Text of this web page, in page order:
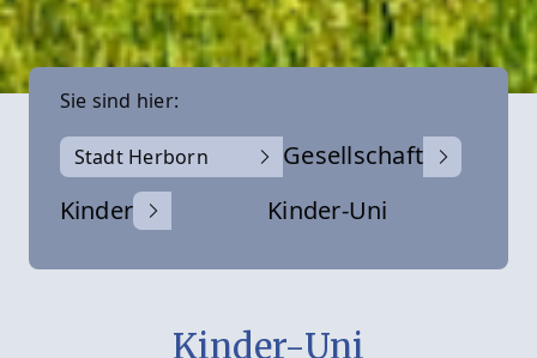
Sie sind hier:
Stadt Herborn
Gesellschaft
Kinder
Kinder-Uni
Kinder-Uni